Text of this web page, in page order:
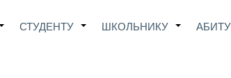
+ +
СТУДЕНТУ +
ШКОЛЬНИКУ